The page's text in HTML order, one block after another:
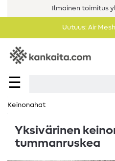
Ilmainen toimitus
Uutuus: Air
☰
Keinonahat
Yksivärinen
tummanruskea